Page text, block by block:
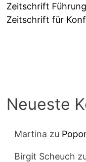
Zeitschrift
Zeitschrift für
Neueste
Martina zu
Birgit Scheuch